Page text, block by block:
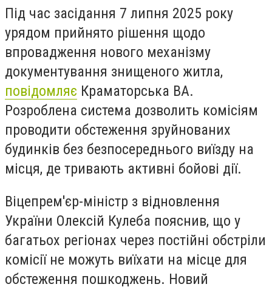
Під час засідання 7 липня 2025 року
урядом прийнято рішення щодо
впровадження нового механізму
документування знищеного житла,
повідомляє Краматорська ВА.
Розроблена система дозволить комісіям
проводити обстеження зруйнованих
будинків без безпосереднього виїзду на
місця, де тривають активні бойові дії.
Віцепрем'єр-міністр з відновлення
України Олексій Кулеба пояснив, що у
багатьох регіонах через постійні обстріли
комісії не можуть виїхати на місце для
обстеження пошкоджень. Новий